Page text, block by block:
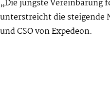
„Die jüngste
unterstreicht die steigende
und CSO von Expedeon.